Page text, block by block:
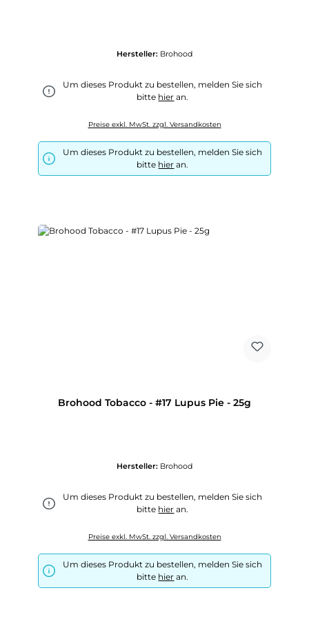
Hersteller: Brohood
Um dieses Produkt zu bestellen, melden Sie sich
bitte hier an.
Preise exkl. MwSt. zzgl. Versandkosten
Um dieses Produkt zu bestellen, melden Sie sich
bitte hier an.
Brohood Tobacco - #17 Lupus Pie - 25g
Hersteller: Brohood
Um dieses Produkt zu bestellen, melden Sie sich
bitte hier an.
Preise exkl. MwSt. zzgl. Versandkosten
Um dieses Produkt zu bestellen, melden Sie sich
bitte hier an.